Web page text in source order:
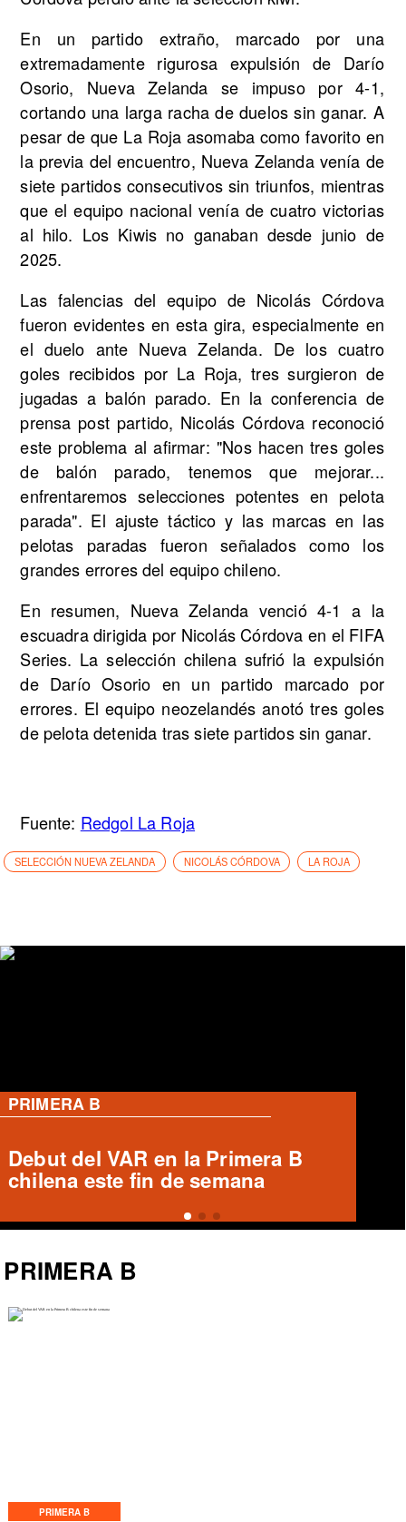
En un partido extraño, marcado por una
extremadamente rigurosa expulsión de Darío
Osorio, Nueva Zelanda se impuso por 4-1,
cortando una larga racha de duelos sin ganar. A
pesar de que La Roja asomaba como favorito en
la previa del encuentro, Nueva Zelanda venía de
siete partidos consecutivos sin triunfos, mientras
que el equipo nacional venía de cuatro victorias
al hilo. Los Kiwis no ganaban desde junio de
2025.
Las falencias del equipo de Nicolás Córdova
fueron evidentes en esta gira, especialmente en
el duelo ante Nueva Zelanda. De los cuatro
goles recibidos por La Roja, tres surgieron de
jugadas a balón parado. En la conferencia de
prensa post partido, Nicolás Córdova reconoció
este problema al afirmar: "Nos hacen tres goles
de balón parado, tenemos que mejorar...
enfrentaremos selecciones potentes en pelota
parada". El ajuste táctico y las marcas en las
pelotas paradas fueron señalados como los
grandes errores del equipo chileno.
En resumen, Nueva Zelanda venció 4-1 a la
escuadra dirigida por Nicolás Córdova en el FIFA
Series. La selección chilena sufrió la expulsión
de Darío Osorio en un partido marcado por
errores. El equipo neozelandés anotó tres goles
de pelota detenida tras siete partidos sin ganar.
Fuente: Redgol La Roja
SELECCIÓN NUEVA ZELANDA NICOLÁS CÓRDOVA LA ROJA
PRIMERA B
PRIMERA B
Ronald Fuentes habla sobre caso
Enzo Riquelme y Ángelo Araos
PRIMERA B